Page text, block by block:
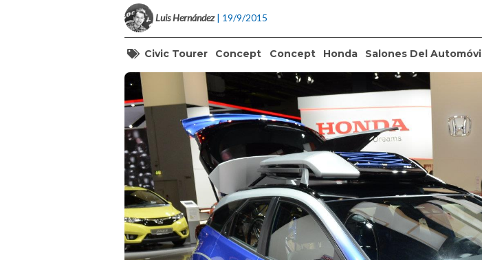
Luis Hernández | 19/9/2015
Civic Tourer Concept Concept Honda Salones Del Automóvil